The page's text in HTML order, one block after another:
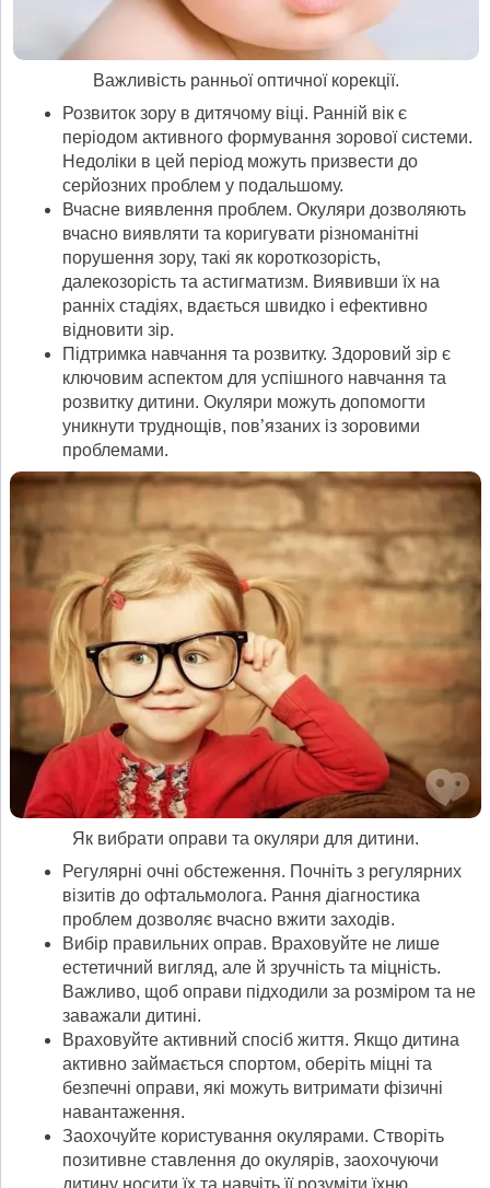
Важливість ранньої оптичної корекції.
Розвиток зору в дитячому віці. Ранній вік є
періодом активного формування зорової системи.
Недоліки в цей період можуть призвести до
серйозних проблем у подальшому.
Вчасне виявлення проблем. Окуляри дозволяють
вчасно виявляти та коригувати різноманітні
порушення зору, такі як короткозорість,
далекозорість та астигматизм. Виявивши їх на
ранніх стадіях, вдається швидко і ефективно
відновити зір.
Підтримка навчання та розвитку. Здоровий зір є
ключовим аспектом для успішного навчання та
розвитку дитини. Окуляри можуть допомогти
уникнути труднощів, пов’язаних із зоровими
проблемами.
Як вибрати оправи та окуляри для дитини.
Регулярні очні обстеження. Почніть з регулярних
візитів до офтальмолога. Рання діагностика
проблем дозволяє вчасно вжити заходів.
Вибір правильних оправ. Враховуйте не лише
естетичний вигляд, але й зручність та міцність.
Важливо, щоб оправи підходили за розміром та не
заважали дитині.
Враховуйте активний спосіб життя. Якщо дитина
активно займається спортом, оберіть міцні та
безпечні оправи, які можуть витримати фізичні
навантаження.
Заохочуйте користування окулярами. Створіть
позитивне ставлення до окулярів, заохочуючи
дитину носити їх та навчіть її розуміти їхню